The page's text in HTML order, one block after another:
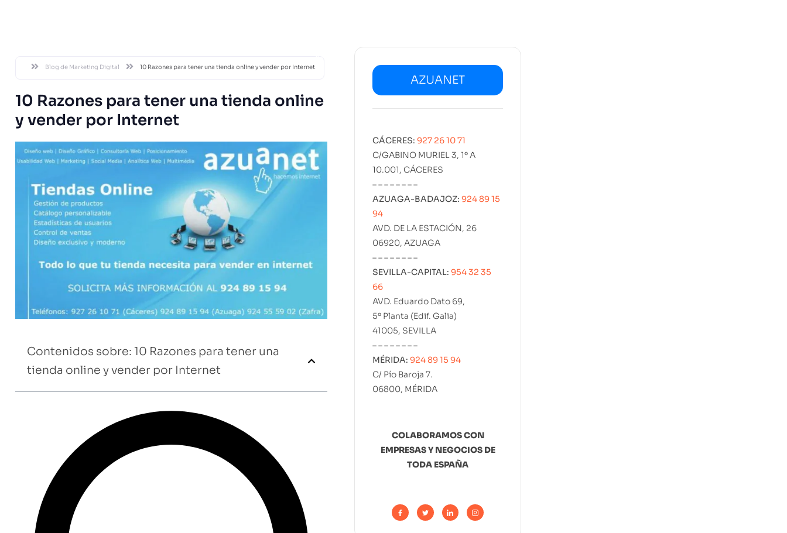
Blog de Marketing Digital 10 Razones para tener una tienda online y vender por Internet
10 Razones para tener una tienda online
y vender por Internet
Contenidos sobre: 10 Razones para tener una
tienda online y vender por Internet
AZUANET
CÁCERES: 927 26 10 71
C/GABINO MURIEL 3, 1º A
10.001, CÁCERES
– – – – – – – –
AZUAGA-BADAJOZ: 924 89 15
94
AVD. DE LA ESTACIÓN, 26
06920, AZUAGA
– – – – – – – –
SEVILLA-CAPITAL: 954 32 35
66
AVD. Eduardo Dato 69,
5º Planta (Edif. Galia)
41005, SEVILLA
– – – – – – – –
MÉRIDA: 924 89 15 94
C/ Pío Baroja 7.
06800, MÉRIDA
COLABORAMOS CON
EMPRESAS Y NEGOCIOS DE
TODA ESPAÑA